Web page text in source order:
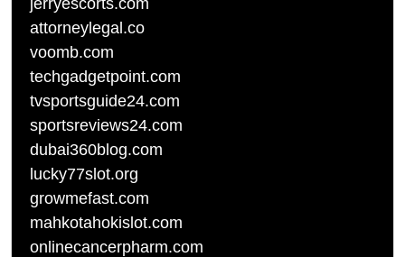
jerryescorts.com
attorneylegal.co
voomb.com
techgadgetpoint.com
tvsportsguide24.com
sportsreviews24.com
dubai360blog.com
lucky77slot.org
growmefast.com
mahkotahokislot.com
onlinecancerpharm.com